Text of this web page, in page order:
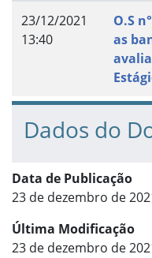
23/12/2021
13:40
O.S
as
Dados do
Data de Publicação
23 de dezembro de
Última Modificação
23 de dezembro de